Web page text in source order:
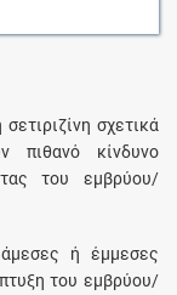
σχετικά
πιθανό κίνδυνο
του εμβρύου/
ή έμμεσες
του εμβρύου/